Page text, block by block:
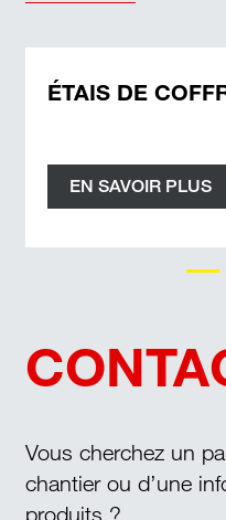
ÉTAIS DE
EN SAVOIR PLUS
Vous cherchez un
chantier ou d’une
produits ?